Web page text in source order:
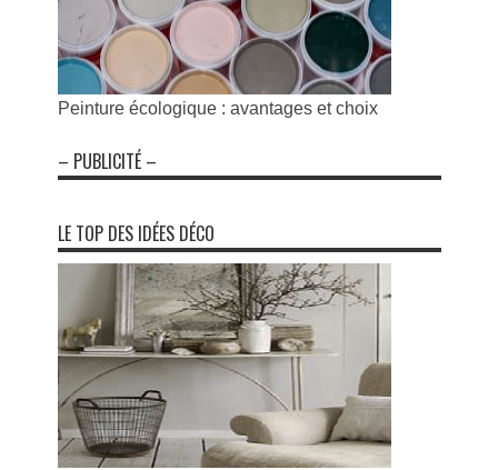
Peinture écologique : avantages et choix
– PUBLICITÉ –
LE TOP DES IDÉES DÉCO